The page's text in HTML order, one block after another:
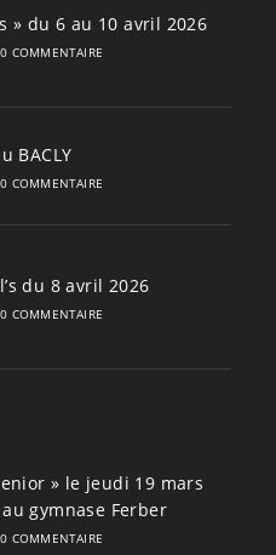
» du 6 au 10 avril 2026
0 COMMENTAIRE
BACLY
0 COMMENTAIRE
du 8 avril 2026
0 COMMENTAIRE
» le jeudi 19 mars
gymnase Ferber
0 COMMENTAIRE